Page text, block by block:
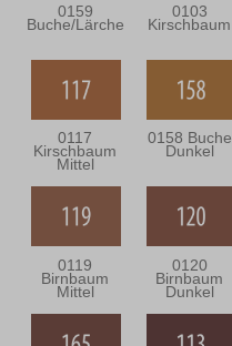
0159
Buche/Lärche
0103
Kirschbaum
0117
Kirschbaum
Mittel
0158 Buche
Dunkel
0119
Birnbaum
Mittel
0120
Birnbaum
Dunkel